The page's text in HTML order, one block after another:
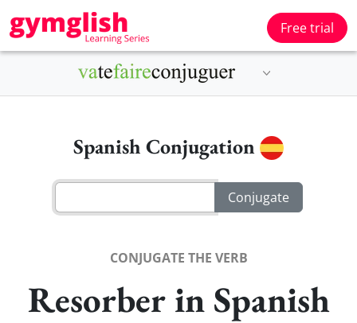
Free trial
Spanish Conjugation
CONJUGATE THE VERB
Resorber in Spanish